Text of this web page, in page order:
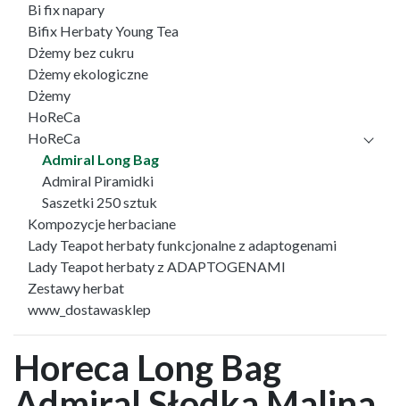
Bi fix napary
Bifix Herbaty Young Tea
Dżemy bez cukru
Dżemy ekologiczne
Dżemy
HoReCa
HoReCa
Admiral Long Bag
Admiral Piramidki
Saszetki 250 sztuk
Kompozycje herbaciane
Lady Teapot herbaty funkcjonalne z adaptogenami
Lady Teapot herbaty z ADAPTOGENAMI
Zestawy herbat
www_dostawasklep
Horeca Long Bag